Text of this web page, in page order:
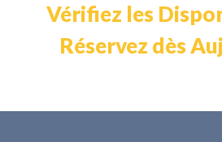
Vérifiez les
Réservez dès